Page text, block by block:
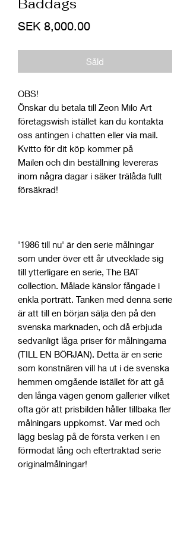
Baddags
SEK 8,000.00Price
Såld
OBS!
Önskar du betala till Zeon Milo Art
företagswish istället kan du kontakta
oss antingen i chatten eller via mail.
Kvitto för dit köp kommer på
Mailen och din beställning levereras
inom några dagar i säker trälåda fullt
försäkrad!
'1986 till nu' är den serie målningar
som under över ett år utvecklade sig
till ytterligare en serie, The BAT
collection. Målade känslor fångade i
enkla porträtt. Tanken med denna serie
är att till en början sälja den på den
svenska marknaden, och då erbjuda
sedvanligt låga priser för målningarna
(TILL EN BÖRJAN). Detta är en serie
som konstnären vill ha ut i de svenska
hemmen omgående istället för att gå
den långa vägen genom gallerier vilket
ofta gör att prisbilden håller tillbaka fler
målningars uppkomst. Var med och
lägg beslag på de första verken i en
förmodat lång och eftertraktad serie
originalmålningar!